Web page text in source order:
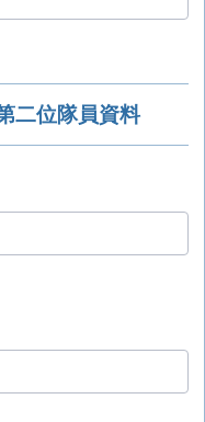
二位隊員資料